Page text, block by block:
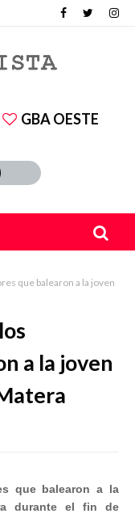
GBA OESTE
que balearon a la joven
a la joven
que balearon a la
durante el fin de